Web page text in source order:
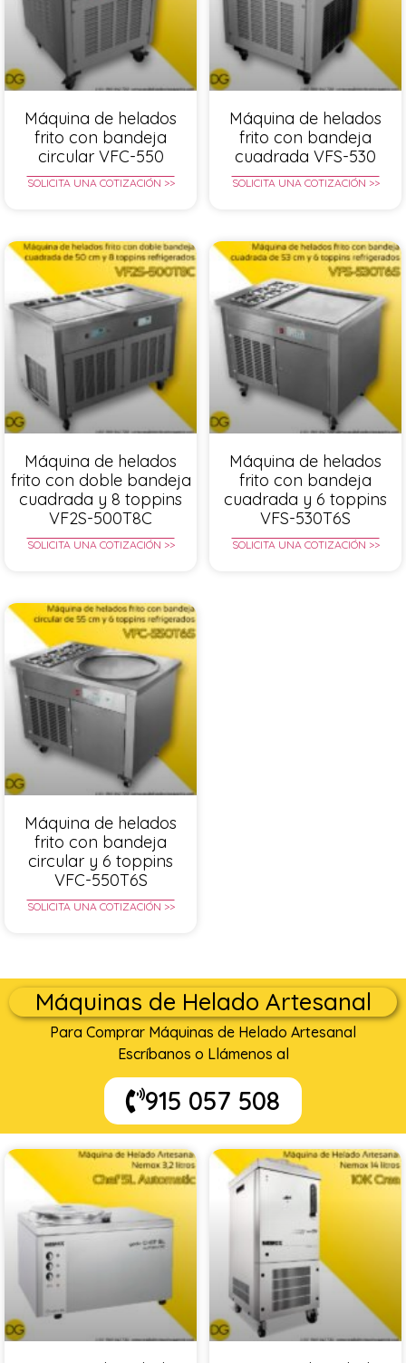
Máquina de helados
frito con bandeja
circular VFC-550
SOLICITA UNA COTIZACIÓN >>
Máquina de helados
frito con bandeja
cuadrada VFS-530
SOLICITA UNA COTIZACIÓN >>
Máquina de helados
frito con doble bandeja
cuadrada y 8 toppins
VF2S-500T8C
SOLICITA UNA COTIZACIÓN >>
Máquina de helados
frito con bandeja
cuadrada y 6 toppins
VFS-530T6S
SOLICITA UNA COTIZACIÓN >>
Máquina de helados
frito con bandeja
circular y 6 toppins
VFC-550T6S
SOLICITA UNA COTIZACIÓN >>
Máquinas de Helado Artesanal
Para Comprar Máquinas de Helado Artesanal
Escríbanos o Llámenos al
915 057 508